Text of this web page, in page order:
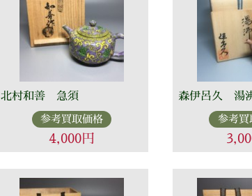
北村和善 急須
参考買取価格
4,000円
森伊呂久 湯
参考